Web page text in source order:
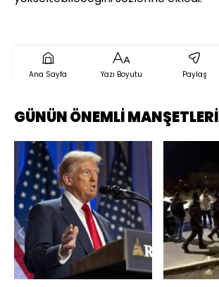
Ana Sayfa Yazı Boyutu Paylaş
GÜNÜN ÖNEMLİ MANŞETLERİ